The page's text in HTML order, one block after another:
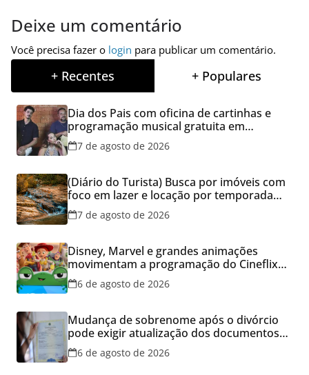
Deixe um comentário
Você precisa fazer o login para publicar um comentário.
+ Recentes + Populares
Dia dos Pais com oficina de cartinhas e
programação musical gratuita em
Aparecida de Goiânia
7 de agosto de 2026
(Diário do Turista) Busca por imóveis com
foco em lazer e locação por temporada
cresce no Brasil
7 de agosto de 2026
Disney, Marvel e grandes animações
movimentam a programação do Cineflix
do Aparecida Shopping
6 de agosto de 2026
Mudança de sobrenome após o divórcio
pode exigir atualização dos documentos
dos filhos para evitar transtornos
6 de agosto de 2026